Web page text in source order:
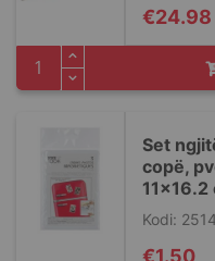
€24.98
Set
copë,
11x16.2
Kodi:
€1.50